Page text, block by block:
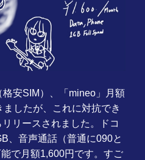
安SIM）、「mineo」月額
したが、これに対抗でき
リースされました。ドコ
、音声通話（普通に090と
で月額1,600円です。すご